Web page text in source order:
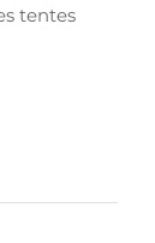
tentes